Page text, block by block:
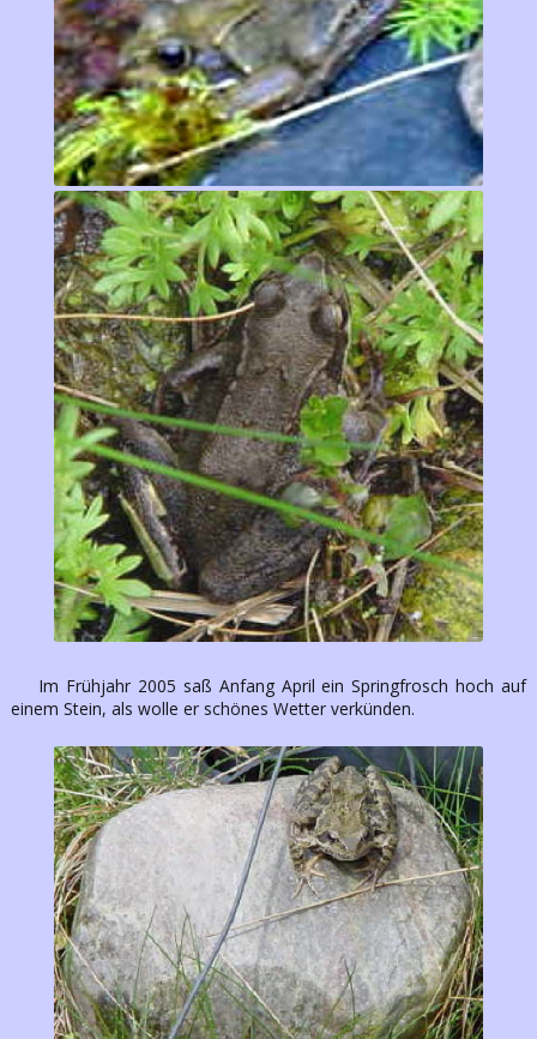
Im Frühjahr 2005 saß Anfang April ein Springfrosch hoch auf
einem Stein, als wolle er schönes Wetter verkünden.